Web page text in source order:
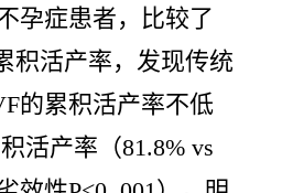
孕症患者，比较了
积活产率，发现传统
的累积活产率不低
活产率（81.8% vs